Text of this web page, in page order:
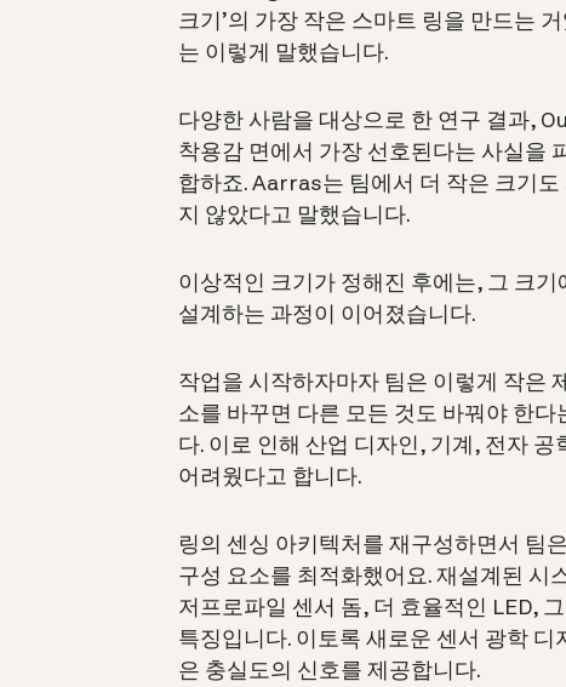
크기’의 가장 작은 스마트 링을 만드는 거
는 이렇게 말했습니다.
다양한 사람을 대상으로 한 연구 결과,
착용감 면에서 가장 선호된다는 사실을
합하죠. Aarras는 팀에서 더 작은 크기
지 않았다고 말했습니다.
이상적인 크기가 정해진 후에는, 그 크
설계하는 과정이 이어졌습니다.
작업을 시작하자마자 팀은 이렇게 작은
소를 바꾸면 다른 모든 것도 바꿔야 한
다. 이로 인해 산업 디자인, 기계, 전자
어려웠다고 합니다.
링의 센싱 아키텍처를 재구성하면서 팀
구성 요소를 최적화했어요. 재설계된 시
저프로파일 센서 돔, 더 효율적인 LED,
특징입니다. 이토록 새로운 센서 광학
은 충실도의 신호를 제공합니다.